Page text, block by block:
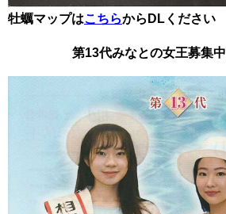
牡蠣マップはこちらからDLください
第13代みなとの女王募集中